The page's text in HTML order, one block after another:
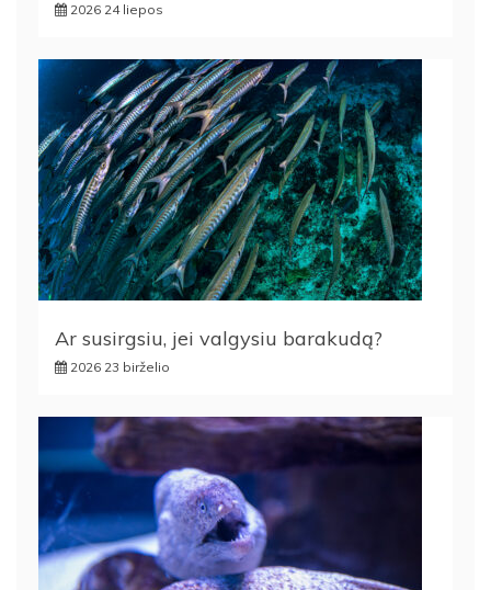
2026 24 liepos
Ar susirgsiu, jei valgysiu barakudą?
2026 23 birželio